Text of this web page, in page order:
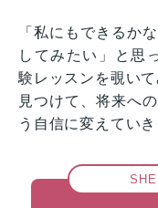
「私にもできるか
してみたい」と思
験レッスンを覗い
見つけて、将来へ
う自信に変えていき